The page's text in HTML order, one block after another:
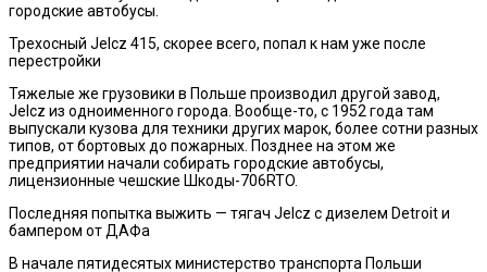
городские автобусы.
Трехосный Jelcz 415, скорее всего, попал к нам уже после
перестройки
Тяжелые же грузовики в Польше производил другой завод,
Jelcz из одноименного города. Вообще-то, с 1952 года там
выпускали кузова для техники других марок, более сотни разных
типов, от бортовых до пожарных. Позднее на этом же
предприятии начали собирать городские автобусы,
лицензионные чешские Шкоды-706RTO.
Последняя попытка выжить — тягач Jelcz с дизелем Detroit и
бампером от ДАФа
В начале пятидесятых министерство транспорта Польши